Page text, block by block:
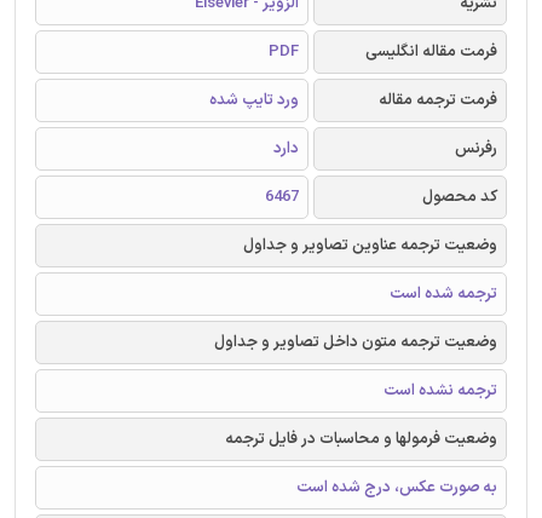
فرمت مقاله انگلیسی
PDF
فرمت ترجمه مقاله
ورد تایپ شده
رفرنس
دارد
کد محصول
6467
وضعیت ترجمه عناوین تصاویر و جداول
ترجمه شده است
وضعیت ترجمه متون داخل تصاویر و جداول
ترجمه نشده است
وضعیت فرمولها و محاسبات در فایل ترجمه
به صورت عکس، درج شده است